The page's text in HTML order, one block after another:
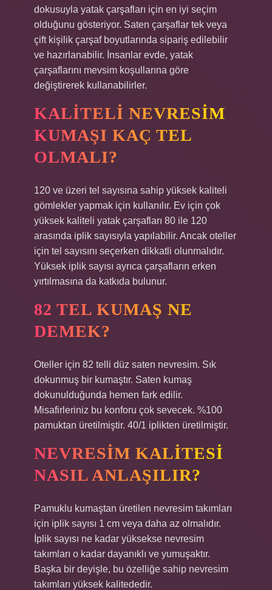
dokusuyla yatak çarşafları için en iyi seçim
olduğunu gösteriyor. Saten çarşaflar tek veya
çift kişilik çarşaf boyutlarında sipariş edilebilir
ve hazırlanabilir. İnsanlar evde, yatak
çarşaflarını mevsim koşullarına göre
değiştirerek kullanabilirler.
KALITELI NEVRESIM
KUMAŞI KAÇ TEL
OLMALI?
120 ve üzeri tel sayısına sahip yüksek kaliteli
gömlekler yapmak için kullanılır. Ev için çok
yüksek kaliteli yatak çarşafları 80 ile 120
arasında iplik sayısıyla yapılabilir. Ancak oteller
için tel sayısını seçerken dikkatli olunmalıdır.
Yüksek iplik sayısı ayrıca çarşafların erken
yırtılmasına da katkıda bulunur.
82 TEL KUMAŞ NE
DEMEK?
Oteller için 82 telli düz saten nevresim. Sık
dokunmuş bir kumaştır. Saten kumaş
dokunulduğunda hemen fark edilir.
Misafirleriniz bu konforu çok sevecek. %100
pamuktan üretilmiştir. 40/1 iplikten üretilmiştir.
NEVRESIM KALITESI
NASIL ANLAŞILIR?
Pamuklu kumaştan üretilen nevresim takımları
için iplik sayısı 1 cm veya daha az olmalıdır.
İplik sayısı ne kadar yüksekse nevresim
takımları o kadar dayanıklı ve yumuşaktır.
Başka bir deyişle, bu özelliğe sahip nevresim
takımları yüksek kalitededir.